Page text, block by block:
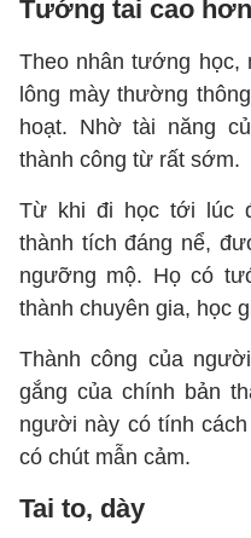
Tướng tai cao
Theo nhân tướng
lông mày thường
hoạt. Nhờ tài năng
thành công từ rất sớm.
Từ khi đi học tới lúc
thành tích đáng nể,
ngưỡng mộ. Họ có
thành chuyên gia, học
Thành công của
gắng của chính bản
người này có tính
có chút mẫn cảm.
Tai to, dày